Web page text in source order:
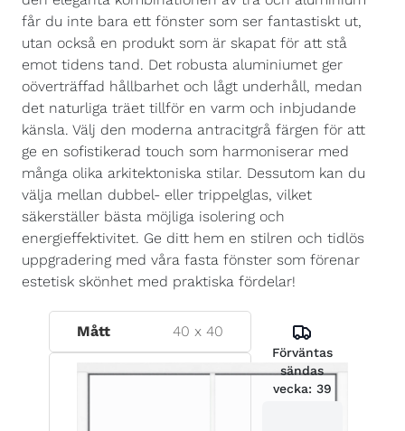
får du inte bara ett fönster som ser fantastiskt ut,
utan också en produkt som är skapat för att stå
emot tidens tand. Det robusta aluminiumet ger
oöverträffad hållbarhet och lågt underhåll, medan
det naturliga träet tillför en varm och inbjudande
känsla. Välj den moderna antracitgrå färgen för att
ge en sofistikerad touch som harmoniserar med
många olika arkitektoniska stilar. Dessutom kan du
välja mellan dubbel- eller trippelglas, vilket
säkerställer bästa möjliga isolering och
energieffektivitet. Ge ditt hem en stilren och tidlös
uppgradering med våra fasta fönster som förenar
estetisk skönhet med praktiska fördelar!
Mått 40 x40
Förväntas
sändas
vecka: 39